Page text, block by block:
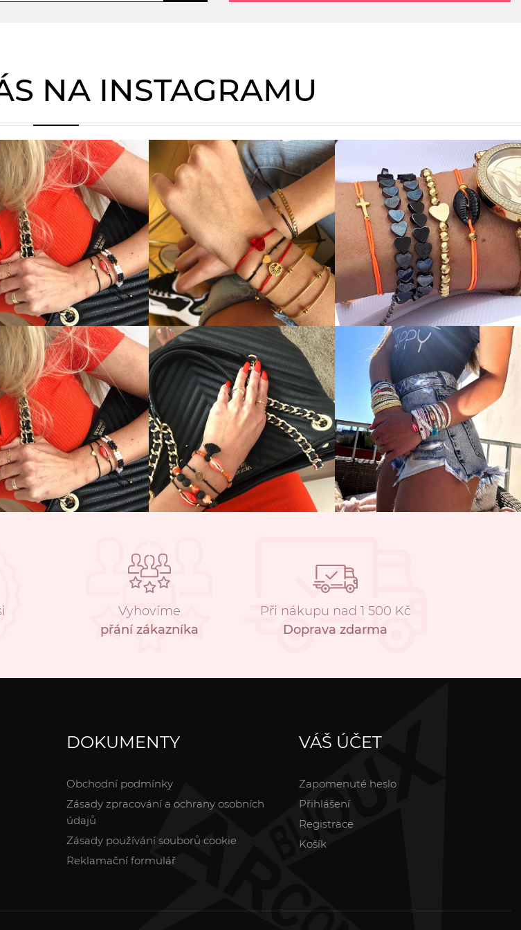
NA INSTAGRAMU
Vyhovíme
přání zákazníka
Při nákupu nad 1 500 Kč
Doprava zdarma
DOKUMENTY
Obchodní podmínky
Zásady zpracování a ochrany osobních
údajů
Zásady používání souborů cookie
Reklamační formulář
VÁŠ ÚČET
Zapomenuté heslo
Přihlášení
Registrace
Košík